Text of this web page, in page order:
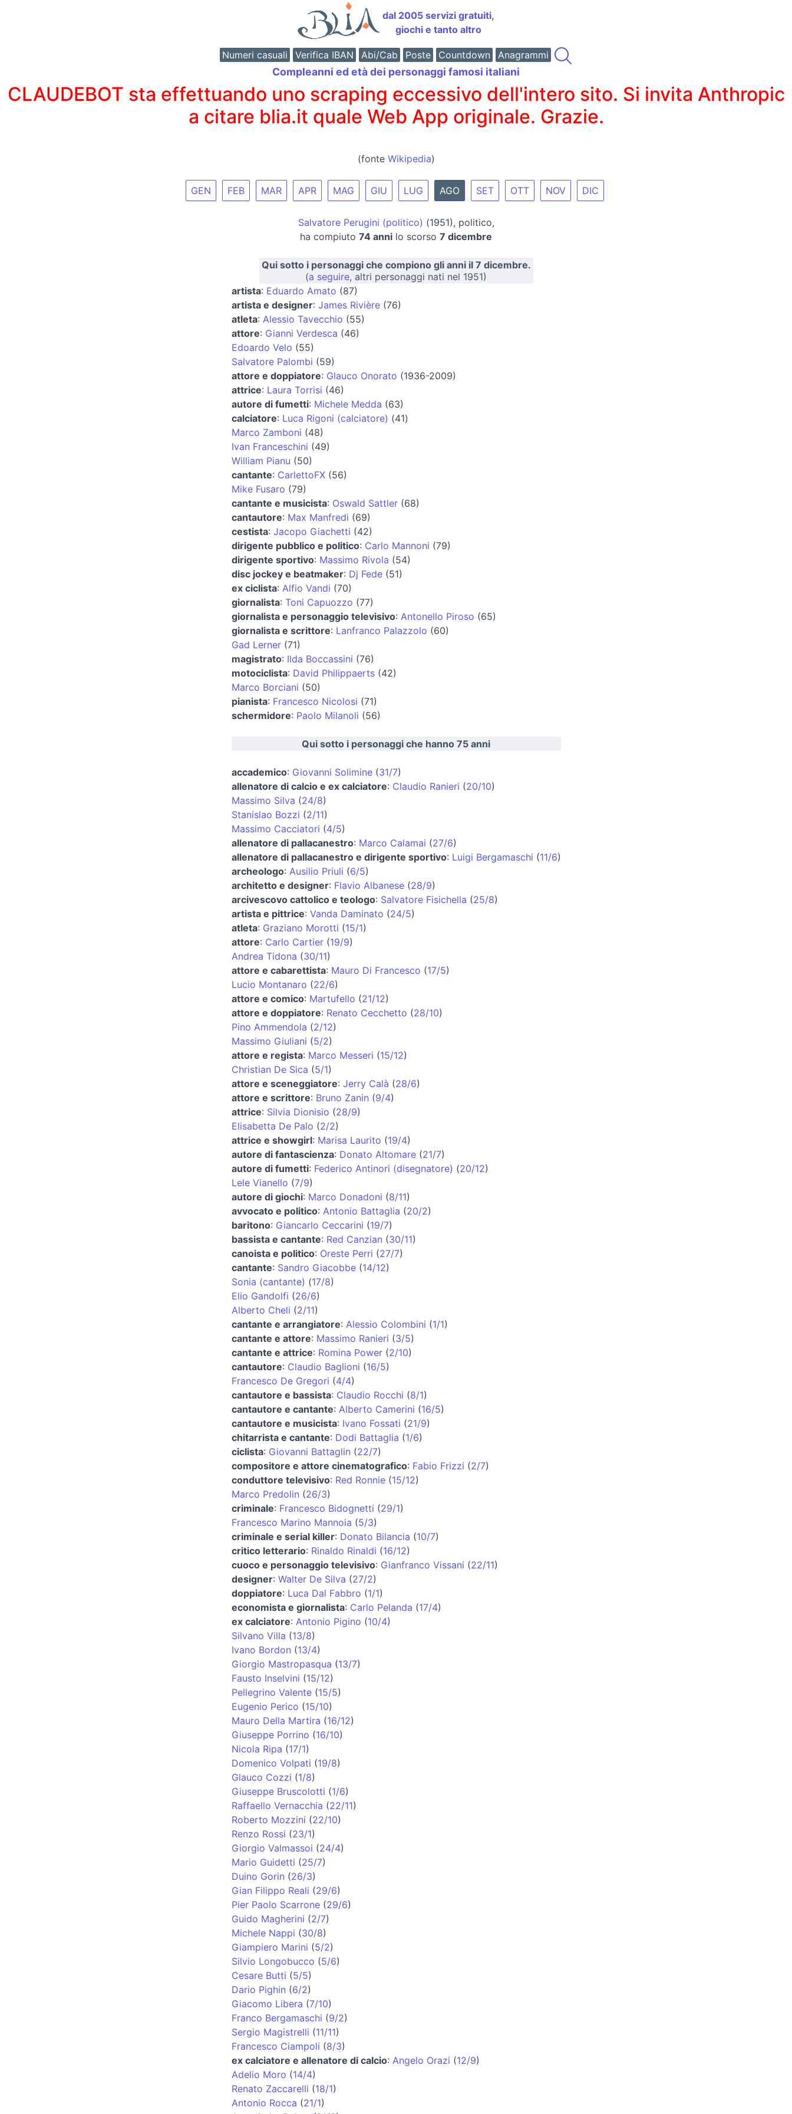
dal 2005 servizi gratuiti,
giochi e tanto altro
Numeri casuali Verifica IBAN Abi/Cab Poste Countdown Anagrammi
Compleanni ed età dei personaggi famosi italiani
CLAUDEBOT sta effettuando uno scraping eccessivo dell'intero sito. Si invita Anthropic
a citare blia.it quale Web App originale. Grazie.
(fonte Wikipedia)
GEN FEB MAR APR MAG GIU LUG AGO SET OTT NOV DIC
Salvatore Perugini (politico) (1951), politico,
ha compiuto 74 anni lo scorso 7 dicembre
Qui sotto i personaggi che compiono gli anni il 7 dicembre.
(a seguire, altri personaggi nati nel 1951)
artista: Eduardo Amato (87)
artista e designer: James Rivière(76)
atleta: Alessio Tavecchio (55)
attore: Gianni Verdesca (46)
Edoardo Velo (55)
Salvatore Palombi (59)
attore e doppiatore: Glauco Onorato (1936-2009)
attrice: Laura Torrisi (46)
autore di fumetti: Michele Medda (63)
calciatore: Luca Rigoni (calciatore) (41)
Marco Zamboni (48)
Ivan Franceschini (49)
William Pianu (50)
cantante: CarlettoFX(56)
Mike Fusaro (79)
cantante e musicista: Oswald Sattler(68)
cantautore: Max Manfredi (69)
cestista: Jacopo Giachetti (42)
dirigente pubblico e politico: Carlo Mannoni (79)
dirigente sportivo: Massimo Rivola (54)
disc jockey e beatmaker: Dj Fede(51)
ex ciclista: Alfio Vandi (70)
giornalista: Toni Capuozzo (77)
giornalista e personaggio televisivo: Antonello Piroso (65)
giornalista e scrittore: Lanfranco Palazzolo (60)
Gad Lerner(71)
magistrato: Ilda Boccassini (76)
motociclista: David Philippaerts(42)
Marco Borciani (50)
pianista: Francesco Nicolosi (71)
schermidore: Paolo Milanoli (56)
Qui sotto i personaggi che hanno 75 anni
accademico: Giovanni Solimine(31/7)
allenatore di calcio e ex calciatore: Claudio Ranieri (20/10)
Massimo Silva (24/8)
Stanislao Bozzi (2/11)
Massimo Cacciatori (4/5)
allenatore di pallacanestro: Marco Calamai (27/6)
allenatore di pallacanestro e dirigente sportivo: Luigi Bergamaschi (11/6)
archeologo: Ausilio Priuli (6/5)
architetto e designer: Flavio Albanese(28/9)
arcivescovo cattolico e teologo: Salvatore Fisichella (25/8)
artista e pittrice: Vanda Daminato (24/5)
atleta: Graziano Morotti (15/1)
attore: Carlo Cartier(19/9)
Andrea Tidona (30/11)
attore e cabarettista: Mauro Di Francesco (17/5)
Lucio Montanaro (22/6)
attore e comico: Martufello (21/12)
attore e doppiatore: Renato Cecchetto (28/10)
Pino Ammendola (2/12)
Massimo Giuliani (5/2)
attore e regista: Marco Messeri (15/12)
Christian De Sica (5/1)
attore e sceneggiatore: Jerry Calà (28/6)
attore e scrittore: Bruno Zanin (9/4)
attrice: Silvia Dionisio (28/9)
Elisabetta De Palo (2/2)
attrice e showgirl: Marisa Laurito (19/4)
autore di fantascienza: Donato Altomare(21/7)
autore di fumetti: Federico Antinori (disegnatore) (20/12)
Lele Vianello (7/9)
autore di giochi: Marco Donadoni (8/11)
avvocato e politico: Antonio Battaglia (20/2)
baritono: Giancarlo Ceccarini (19/7)
bassista e cantante: Red Canzian (30/11)
canoista e politico: Oreste Perri (27/7)
cantante: Sandro Giacobbe(14/12)
Sonia (cantante) (17/8)
Elio Gandolfi (26/6)
Alberto Cheli (2/11)
cantante e arrangiatore: Alessio Colombini (1/1)
cantante e attore: Massimo Ranieri (3/5)
cantante e attrice: Romina Power(2/10)
cantautore: Claudio Baglioni (16/5)
Francesco De Gregori (4/4)
cantautore e bassista: Claudio Rocchi (8/1)
cantautore e cantante: Alberto Camerini (16/5)
cantautore e musicista: Ivano Fossati (21/9)
chitarrista e cantante: Dodi Battaglia (1/6)
ciclista: Giovanni Battaglin (22/7)
compositore e attore cinematografico: Fabio Frizzi (2/7)
conduttore televisivo: Red Ronnie(15/12)
Marco Predolin (26/3)
criminale: Francesco Bidognetti (29/1)
Francesco Marino Mannoia (5/3)
criminale e serial killer: Donato Bilancia (10/7)
critico letterario: Rinaldo Rinaldi (16/12)
cuoco e personaggio televisivo: Gianfranco Vissani (22/11)
designer: Walter De Silva (27/2)
doppiatore: Luca Dal Fabbro (1/1)
economista e giornalista: Carlo Pelanda (17/4)
ex calciatore: Antonio Pigino (10/4)
Silvano Villa (13/8)
Ivano Bordon (13/4)
Giorgio Mastropasqua (13/7)
Fausto Inselvini (15/12)
Pellegrino Valente(15/5)
Eugenio Perico (15/10)
Mauro Della Martira (16/12)
Giuseppe Porrino (16/10)
Nicola Ripa (17/1)
Domenico Volpati (19/8)
Glauco Cozzi (1/8)
Giuseppe Bruscolotti (1/6)
Raffaello Vernacchia (22/11)
Roberto Mozzini (22/10)
Renzo Rossi (23/1)
Giorgio Valmassoi (24/4)
Mario Guidetti (25/7)
Duino Gorin (26/3)
Gian Filippo Reali (29/6)
Pier Paolo Scarrone(29/6)
Guido Magherini (2/7)
Michele Nappi (30/8)
Giampiero Marini (5/2)
Silvio Longobucco (5/6)
Cesare Butti (5/5)
Dario Pighin (6/2)
Giacomo Libera (7/10)
Franco Bergamaschi (9/2)
Sergio Magistrelli (11/11)
Francesco Ciampoli (8/3)
ex calciatore e allenatore di calcio: Angelo Orazi (12/9)
Adelio Moro (14/4)
Renato Zaccarelli (18/1)
Antonio Rocca (21/1)